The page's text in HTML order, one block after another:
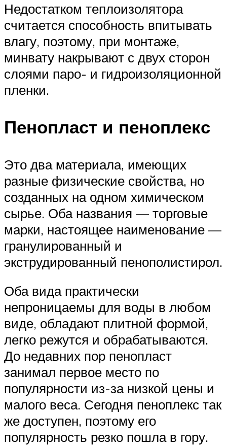
Недостатком теплоизолятора
считается способность впитывать
влагу, поэтому, при монтаже,
минвату накрывают с двух сторон
слоями паро- и гидроизоляционной
пленки.
Пенопласт и пеноплекс
Это два материала, имеющих
разные физические свойства, но
созданных на одном химическом
сырье. Оба названия — торговые
марки, настоящее наименование —
гранулированный и
экструдированный пенополистирол.
Оба вида практически
непроницаемы для воды в любом
виде, обладают плитной формой,
легко режутся и обрабатываются.
До недавних пор пенопласт
занимал первое место по
популярности из-за низкой цены и
малого веса. Сегодня пеноплекс так
же доступен, поэтому его
популярность резко пошла в гору.